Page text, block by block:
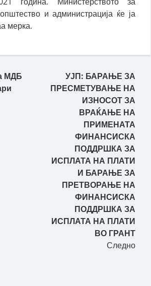
и администрација ќе ја
мерка.
МДБ
УЈП: БАРАЊЕ ЗА
ПРЕСМЕТУВАЊЕ НА
ИЗНОСОТ ЗА
ВРАЌАЊЕ НА
ПРИМЕНАТА
ФИНАНСИСКА
ПОДДРШКА ЗА
ИСПЛАТА НА ПЛАТИ
И БАРАЊЕ ЗА
ПРЕТВОРАЊЕ НА
ФИНАНСИСКА
ПОДДРШКА ЗА
ИСПЛАТА НА ПЛАТИ
ВО ГРАНТ
Следно